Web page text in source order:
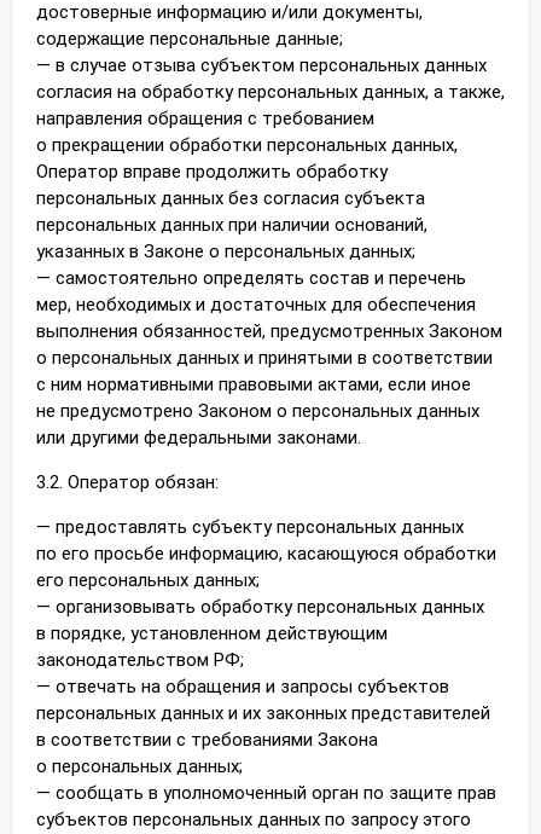
достоверные информацию и/или документы,
содержащие персональные данные;
— в случае отзыва субъектом персональных данных
согласия на обработку персональных данных, а также,
направления обращения с требованием
о прекращении обработки персональных данных,
Оператор вправе продолжить обработку
персональных данных без согласия субъекта
персональных данных при наличии оснований,
указанных в Законе о персональных данных;
— самостоятельно определять состав и перечень
мер, необходимых и достаточных для обеспечения
выполнения обязанностей, предусмотренных Законом
о персональных данных и принятыми в соответствии
с ним нормативными правовыми актами, если иное
не предусмотрено Законом о персональных данных
или другими федеральными законами.
3.2. Оператор обязан:
— предоставлять субъекту персональных данных
по его просьбе информацию, касающуюся обработки
его персональных данных;
— организовывать обработку персональных данных
в порядке, установленном действующим
законодательством РФ;
— отвечать на обращения и запросы субъектов
персональных данных и их законных представителей
в соответствии с требованиями Закона
о персональных данных;
— сообщать в уполномоченный орган по защите прав
субъектов персональных данных по запросу этого